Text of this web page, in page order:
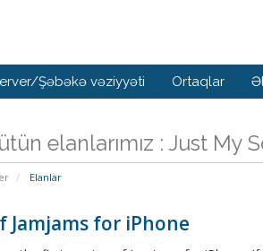
Şəbəkə vəziyyəti Ortaqlar
elanlarımız : Just My
Elanlar
Jamjams for iPhone